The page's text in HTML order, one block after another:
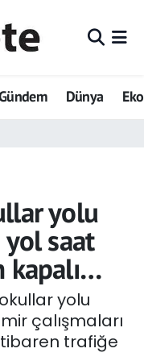
Dünya
yolu
yol saat
kapalı…
yolu
çalışmaları
trafiğe